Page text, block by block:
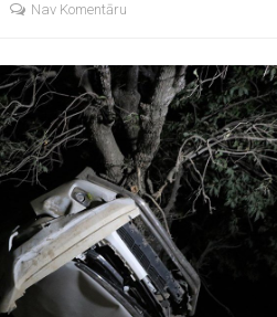
Nav Komentāru